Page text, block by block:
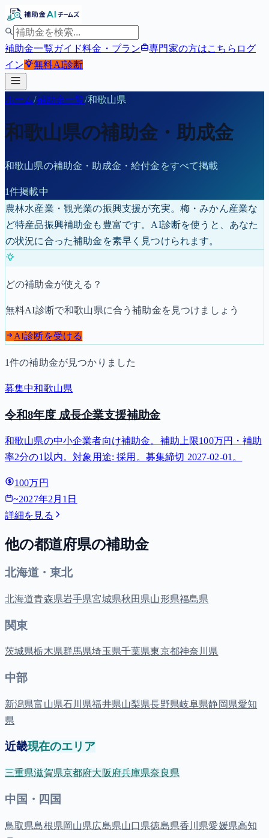
補助金一覧ガイド料金・プラン 専門家の方はこちら ログ
イン
無料AI診断
ホーム/補助金一覧/和歌山県
和歌山県の補助金・助成金
和歌山県の補助金・助成金・給付金をすべて掲載
1件掲載中
農林水産業・観光業の振興支援が充実。梅・みかん産業な
ど特産品振興補助金も豊富です。 AI診断を使うと、あなた
の状況に合った補助金を素早く見つけられます。
どの補助金が使える？
無料AI診断で和歌山県に合う補助金を見つけましょう
AI診断を受ける
1件の補助金が見つかりました
募集中和歌山県
令和8年度 成長企業支援補助金
和歌山県の中小企業者向け補助金。補助上限100万円・補助
率2分の1以内。対象用途: 採用。募集締切 2027-02-01。
100万円
~2027年2月1日
詳細を見る
他の都道府県の補助金
北海道・東北
北海道青森県岩手県宮城県秋田県山形県福島県
関東
茨城県栃木県群馬県埼玉県千葉県東京都神奈川県
中部
新潟県富山県石川県福井県山梨県長野県岐阜県静岡県愛知
県
近畿現在のエリア
三重県滋賀県京都府大阪府兵庫県奈良県
中国・四国
鳥取県島根県岡山県広島県山口県徳島県香川県愛媛県高知